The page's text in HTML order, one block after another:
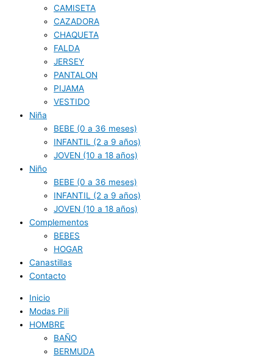
CAMISETA
CAZADORA
CHAQUETA
FALDA
JERSEY
PANTALON
PIJAMA
VESTIDO
Niña
BEBE (0 a 36 meses)
INFANTIL (2 a 9 años)
JOVEN (10 a 18 años)
Niño
BEBE (0 a 36 meses)
INFANTIL (2 a 9 años)
JOVEN (10 a 18 años)
Complementos
BEBES
HOGAR
Canastillas
Contacto
Inicio
Modas Pili
HOMBRE
BAÑO
BERMUDA